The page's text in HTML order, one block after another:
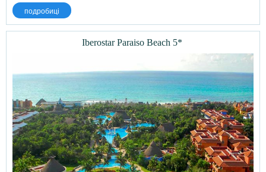
подробиці
Iberostar Paraiso Beach 5*